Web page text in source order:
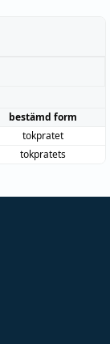
bestämd form
tokpratet
tokpratets